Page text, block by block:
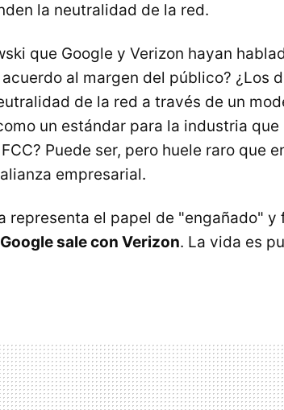
la neutralidad de la red.
que Google y Verizon hayan
al margen del público? ¿Los
de la red a través de un
un estándar para la industria que
Puede ser, pero huele raro que
empresarial.
representa el papel de "engañado" y
Google sale con Verizon. La vida es